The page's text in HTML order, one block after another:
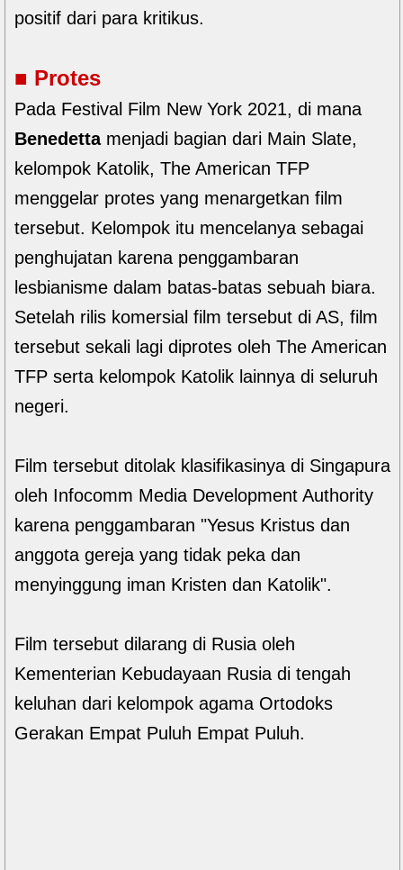
positif dari para kritikus.
■ Protes
Pada Festival Film New York 2021, di mana
Benedettamenjadi bagian dari Main Slate,
kelompok Katolik, The American TFP
menggelar protes yang menargetkan film
tersebut. Kelompok itu mencelanya sebagai
penghujatan karena penggambaran
lesbianisme dalam batas-batas sebuah biara.
Setelah rilis komersial film tersebut di AS, film
tersebut sekali lagi diprotes oleh The American
TFP serta kelompok Katolik lainnya di seluruh
negeri.
Film tersebut ditolak klasifikasinya di Singapura
oleh Infocomm Media Development Authority
karena penggambaran "Yesus Kristus dan
anggota gereja yang tidak peka dan
menyinggung iman Kristen dan Katolik".
Film tersebut dilarang di Rusia oleh
Kementerian Kebudayaan Rusia di tengah
keluhan dari kelompok agama Ortodoks
Gerakan Empat Puluh Empat Puluh.